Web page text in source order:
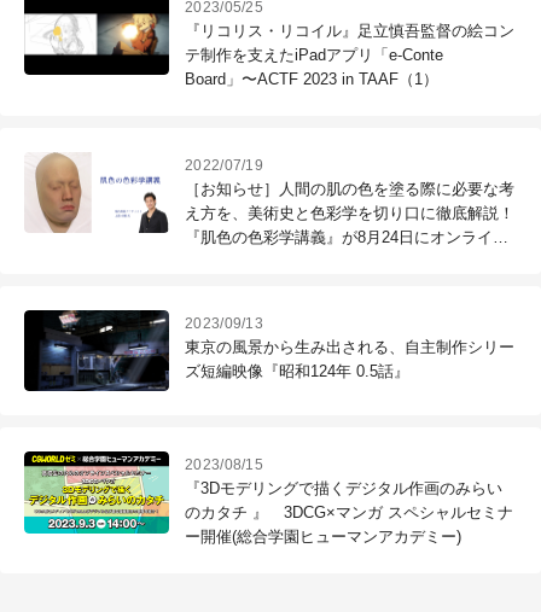
2023/05/25
『リコリス・リコイル』足立慎吾監督の絵コン
テ制作を支えたiPadアプリ「e-Conte
Board」〜ACTF 2023 in TAAF（1）
2022/07/19
［お知らせ］人間の肌の色を塗る際に必要な考
え方を、美術史と色彩学を切り口に徹底解説！
『肌色の色彩学講義』が8月24日にオンライン
2023/09/13
東京の風景から生み出される、自主制作シリー
ズ短編映像『昭和124年 0.5話』
2023/08/15
『3Dモデリングで描くデジタル作画のみらい
のカタチ 』 3DCG×マンガ スペシャルセミナ
ー開催(総合学園ヒューマンアカデミー)